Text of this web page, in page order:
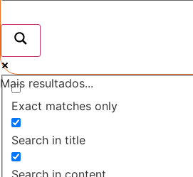
Mais resultados...
Exact matches only
Search in title
Search in content